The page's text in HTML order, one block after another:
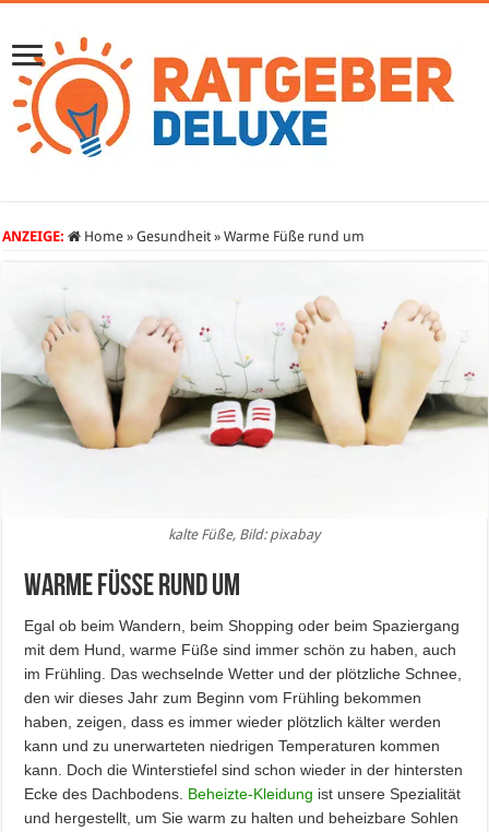
ANZEIGE: Home » Gesundheit » Warme Füße rund um
kalte Füße, Bild: pixabay
Warme Füße rund um
Egal ob beim Wandern, beim Shopping oder beim Spaziergang
mit dem Hund, warme Füße sind immer schön zu haben, auch
im Frühling. Das wechselnde Wetter und der plötzliche Schnee,
den wir dieses Jahr zum Beginn vom Frühling bekommen
haben, zeigen, dass es immer wieder plötzlich kälter werden
kann und zu unerwarteten niedrigen Temperaturen kommen
kann. Doch die Winterstiefel sind schon wieder in der hintersten
Ecke des Dachbodens. Beheizte-Kleidung ist unsere Spezialität
und hergestellt, um Sie warm zu halten und beheizbare Sohlen